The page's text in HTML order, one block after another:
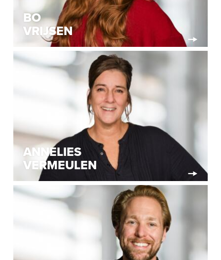
BO
VRIJSEN
ANNELIES
VERMEULEN